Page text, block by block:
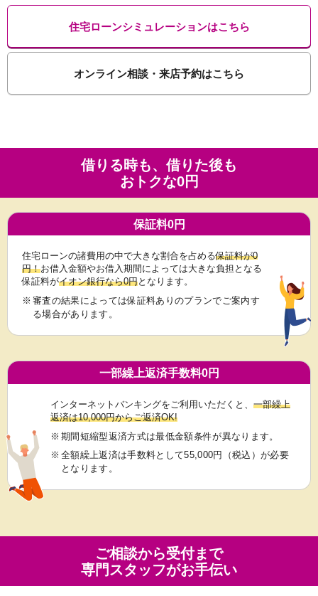
住宅ローンシミュレーションはこちら
オンライン相談・来店予約はこちら
借りる時も、借りた後も
おトクな0円
保証料0円
住宅ローンの諸費用の中で大きな割合を占める保証料が0
円！お借入金額やお借入期間によっては大きな負担となる
保証料がイオン銀行なら0円となります。
※ 審査の結果によっては保証料ありのプランでご案内す
る場合があります。
一部繰上返済手数料0円
インターネットバンキングをご利用いただくと、 一部繰上
返済は10,000円からご返済OK!
※ 期間短縮型返済方式は最低金額条件が異なります。
※ 全額繰上返済は手数料として55,000円（税込）が必要
となります。
ご相談から受付まで
専門スタッフがお手伝い